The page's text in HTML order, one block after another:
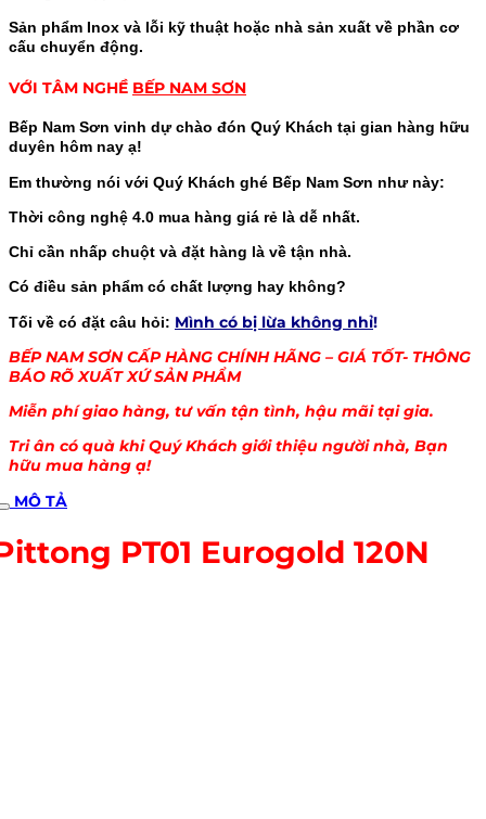
Sản phẩm Inox và lỗi kỹ thuật hoặc nhà sản xuất về phần cơ
cấu chuyển động.
VỚI TÂM NGHỀ BẾP NAM SƠN
Bếp Nam Sơn vinh dự chào đón Quý Khách tại gian hàng hữu
duyên hôm nay ạ!
Em thường nói với Quý Khách ghé Bếp Nam Sơn như này:
Thời công nghệ 4.0 mua hàng giá rẻ là dễ nhất.
Chỉ cần nhấp chuột và đặt hàng là về tận nhà.
Có điều sản phẩm có chất lượng hay không?
Tối về có đặt câu hỏi: Mình có bị lừa không nhỉ!
BẾP NAM SƠN CẤP HÀNG CHÍNH HÃNG – GIÁ TỐT- THÔNG
BÁO RÕ XUẤT XỨ SẢN PHẨM
Miễn phí giao hàng, tư vấn tận tình, hậu mãi tại gia.
Tri ân có quà khi Quý Khách giới thiệu người nhà, Bạn
hữu mua hàng ạ!
MÔ TẢ
PT01 Eurogold 120N